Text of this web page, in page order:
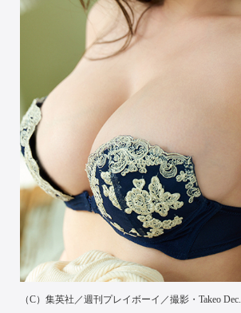
（C）集英社／週刊プレイボーイ／撮影・Takeo Dec.